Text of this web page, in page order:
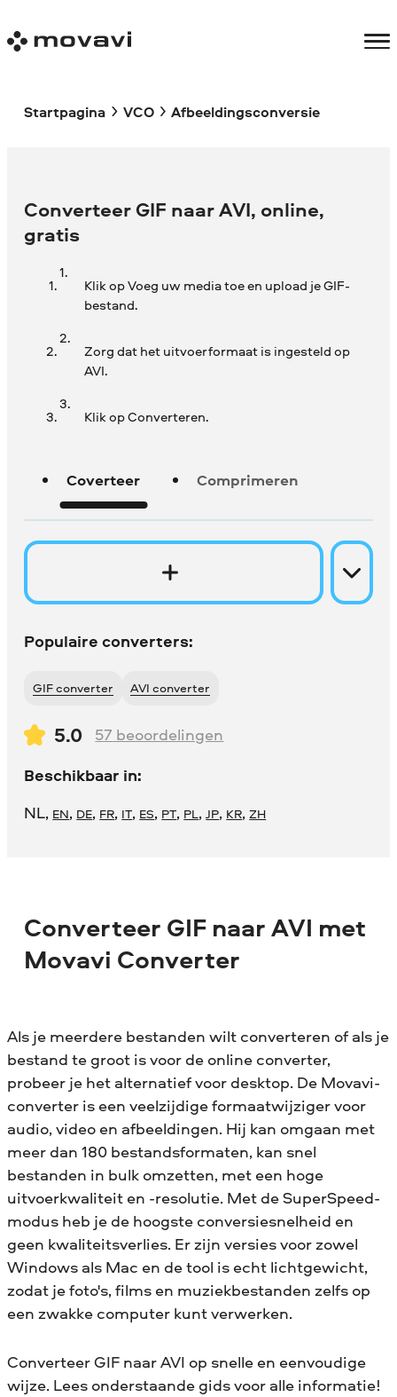
Startpagina VCO Afbeeldingsconversie
Converteer GIF naar AVI, online,
gratis
Klik op Voeg uw media toe en upload je GIF-
bestand.
Zorg dat het uitvoerformaat is ingesteld op
AVI.
Klik op Converteren.
Coverteer Comprimeren
Populaire converters:
GIF converter AVI converter
5.0 57 beoordelingen
Beschikbaar in:
NL, EN, DE, FR, IT, ES, PT, PL,JP, KR,ZH
Converteer GIF naar AVI met
Movavi Converter
Als je meerdere bestanden wilt converteren of als je
bestand te groot is voor de online converter,
probeer je het alternatief voor desktop. De Movavi-
converter is een veelzijdige formaatwijziger voor
audio, video en afbeeldingen. Hij kan omgaan met
meer dan 180 bestandsformaten, kan snel
bestanden in bulk omzetten, met een hoge
uitvoerkwaliteit en -resolutie. Met de SuperSpeed-
modus heb je de hoogste conversiesnelheid en
geen kwaliteitsverlies. Er zijn versies voor zowel
Windows als Mac en de tool is echt lichtgewicht,
zodat je foto's, films en muziekbestanden zelfs op
een zwakke computer kunt verwerken.
Converteer GIF naar AVI op snelle en eenvoudige
wijze. Lees onderstaande gids voor alle informatie!